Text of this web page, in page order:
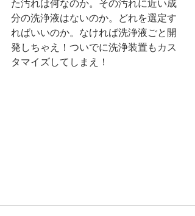
た汚れは何なのか。その汚れに近い成
分の洗浄液はないのか。どれを選定す
ればいいのか。なければ洗浄液ごと開
発しちゃえ！ついでに洗浄装置もカス
タマイズしてしまえ！